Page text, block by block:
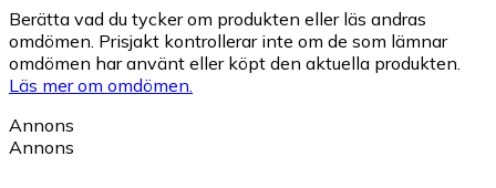
Berätta vad du tycker om produkten eller läs andras
omdömen. Prisjakt kontrollerar inte om de som lämnar
omdömen har använt eller köpt den aktuella produkten.
Läs mer om omdömen.
Annons
Annons